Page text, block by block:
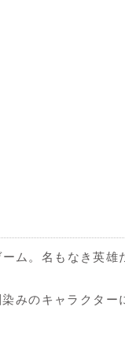
ム。名もなき英雄
のキャラクター